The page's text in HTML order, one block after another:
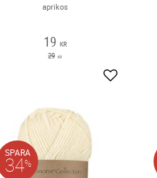
aprikos
19 KR
29 KR
Lägg till i
SPARA
34%